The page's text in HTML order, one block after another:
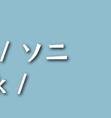
ソニ
/